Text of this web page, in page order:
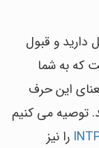
و قبول
که به شما
این حرف
توصیه می کنیم
را نیز